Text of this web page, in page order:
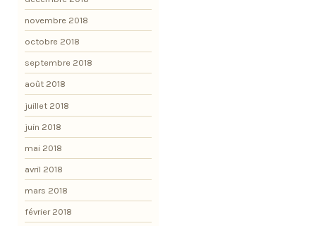
novembre 2018
octobre 2018
septembre 2018
août 2018
juillet 2018
juin 2018
mai 2018
avril 2018
mars 2018
février 2018